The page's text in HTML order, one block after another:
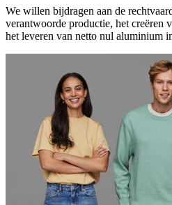
We willen bijdragen aan de
verantwoorde productie, het creëren
het leveren van netto nul aluminium